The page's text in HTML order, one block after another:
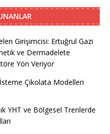
Girişimcisi: Ertuğrul Gazi
ve Dermadelete
Yön Veriyor
Çikolata Modelleri
YHT ve Bölgesel Trenlerde